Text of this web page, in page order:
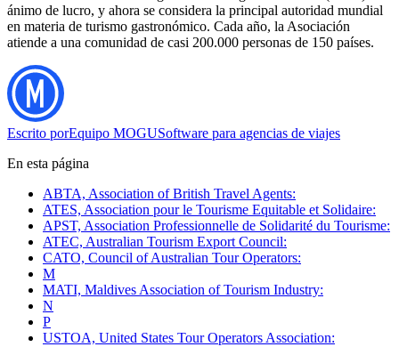
ánimo de lucro, y ahora se considera la principal autoridad mundial
en materia de turismo gastronómico. Cada año, la Asociación
atiende a una comunidad de casi 200.000 personas de 150 países.
Escrito porEquipo MOGUSoftware para agencias de viajes
En esta página
ABTA, Association of British Travel Agents:
ATES, Association pour le Tourisme Equitable et Solidaire:
APST, Association Professionnelle de Solidarité du Tourisme:
ATEC, Australian Tourism Export Council:
CATO, Council of Australian Tour Operators:
M
MATI, Maldives Association of Tourism Industry:
N
P
USTOA, United States Tour Operators Association: